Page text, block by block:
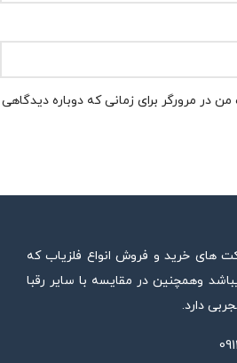
در مرورگر برای زمانی که دوباره دیدگاهی
های خرید و فروش انواع فلزیاب که
وهمچنین در مقایسه با سایر رقبا
دارد.